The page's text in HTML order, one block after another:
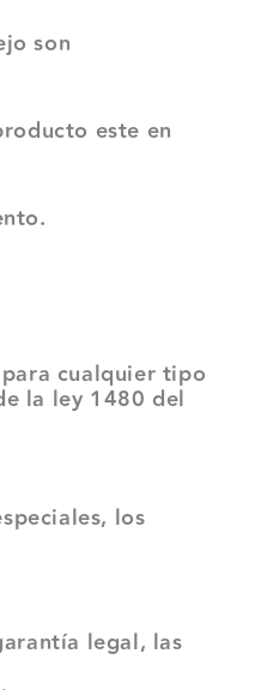
son
este en
cualquier tipo
la ley 1480 del
los
legal, las